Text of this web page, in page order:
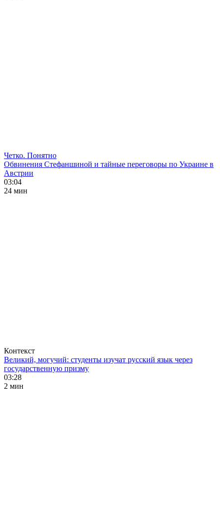
Четко. Понятно
Обвинения Стефаншиной и тайные переговоры по Украине в
Австрии
03:04
24 мин
Контекст
Великий, могучий: студенты изучат русский язык через
государственную призму
03:28
2 мин